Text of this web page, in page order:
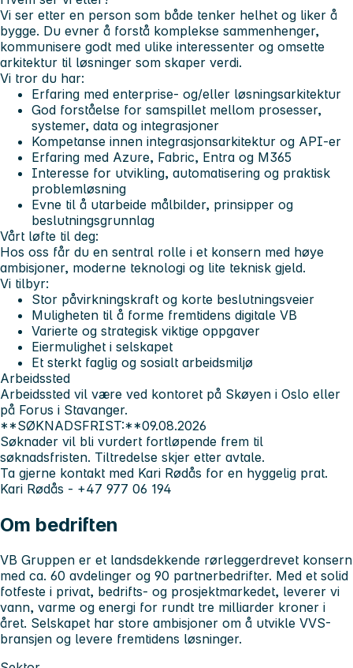
Vi ser etter en person som både tenker helhet og liker å
bygge. Du evner å forstå komplekse sammenhenger,
kommunisere godt med ulike interessenter og omsette
arkitektur til løsninger som skaper verdi.
Vi tror du har:
Erfaring med enterprise- og/eller løsningsarkitektur
God forståelse for samspillet mellom prosesser,
systemer, data og integrasjoner
Kompetanse innen integrasjonsarkitektur og API-er
Erfaring med Azure, Fabric, Entra og M365
Interesse for utvikling, automatisering og praktisk
problemløsning
Evne til å utarbeide målbilder, prinsipper og
beslutningsgrunnlag
Vårt løfte til deg:
Hos oss får du en sentral rolle i et konsern med høye
ambisjoner, moderne teknologi og lite teknisk gjeld.
Vi tilbyr:
Stor påvirkningskraft og korte beslutningsveier
Muligheten til å forme fremtidens digitale VB
Varierte og strategisk viktige oppgaver
Eiermulighet i selskapet
Et sterkt faglig og sosialt arbeidsmiljø
Arbeidssted
Arbeidssted vil være ved kontoret på Skøyen i Oslo eller
på Forus i Stavanger.
**SØKNADSFRIST:**09.08.2026
Søknader vil bli vurdert fortløpende frem til
søknadsfristen. Tiltredelse skjer etter avtale.
Ta gjerne kontakt med Kari Rødås for en hyggelig prat.
Kari Rødås - +47 977 06 194
Om bedriften
VB Gruppen er et landsdekkende rørleggerdrevet konsern
med ca. 60 avdelinger og 90 partnerbedrifter. Med et solid
fotfeste i privat, bedrifts- og prosjektmarkedet, leverer vi
vann, varme og energi for rundt tre milliarder kroner i
året. Selskapet har store ambisjoner om å utvikle VVS-
bransjen og levere fremtidens løsninger.